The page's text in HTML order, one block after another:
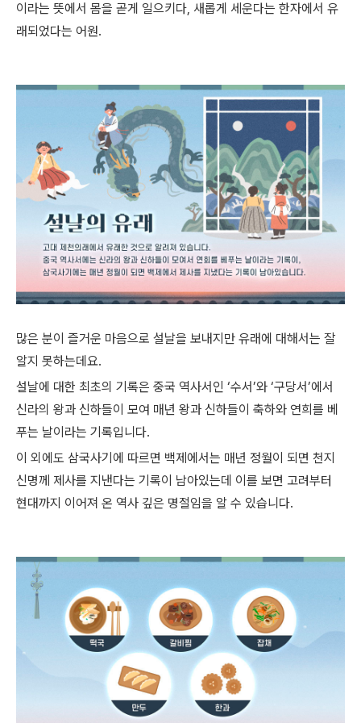
이라는 뜻에서 몸을 곧게 일으키다, 새롭게 세운다는 한자에서 유
래되었다는 어원.
많은 분이 즐거운 마음으로 설날을 보내지만 유래에 대해서는 잘
알지 못하는데요.
설날에 대한 최초의 기록은 중국 역사서인 ‘수서’와 ‘구당서’에서
신라의 왕과 신하들이 모여 매년 왕과 신하들이 축하와 연희를 베
푸는 날이라는 기록입니다.
이 외에도 삼국사기에 따르면 백제에서는 매년 정월이 되면 천지
신명께 제사를 지낸다는 기록이 남아있는데 이를 보면 고려부터
현대까지 이어져 온 역사 깊은 명절임을 알 수 있습니다.